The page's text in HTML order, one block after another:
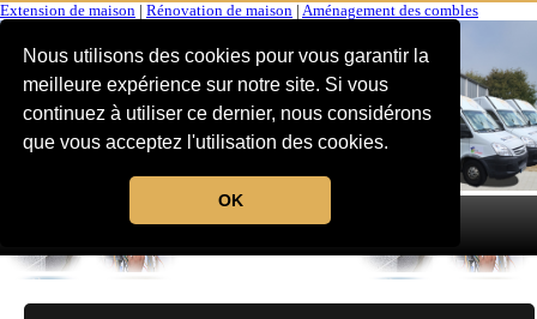
Nous utilisons des cookies pour vous garantir la
meilleure expérience sur notre site. Si vous
continuez à utiliser ce dernier, nous considérons
que vous acceptez l'utilisation des cookies.
OK
Extension de maison Rénovation de maison Aménagement des combles
MENU